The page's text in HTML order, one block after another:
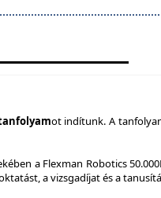
ot indítunk. A
a Flexman Robotics
a vizsgadíjat és a